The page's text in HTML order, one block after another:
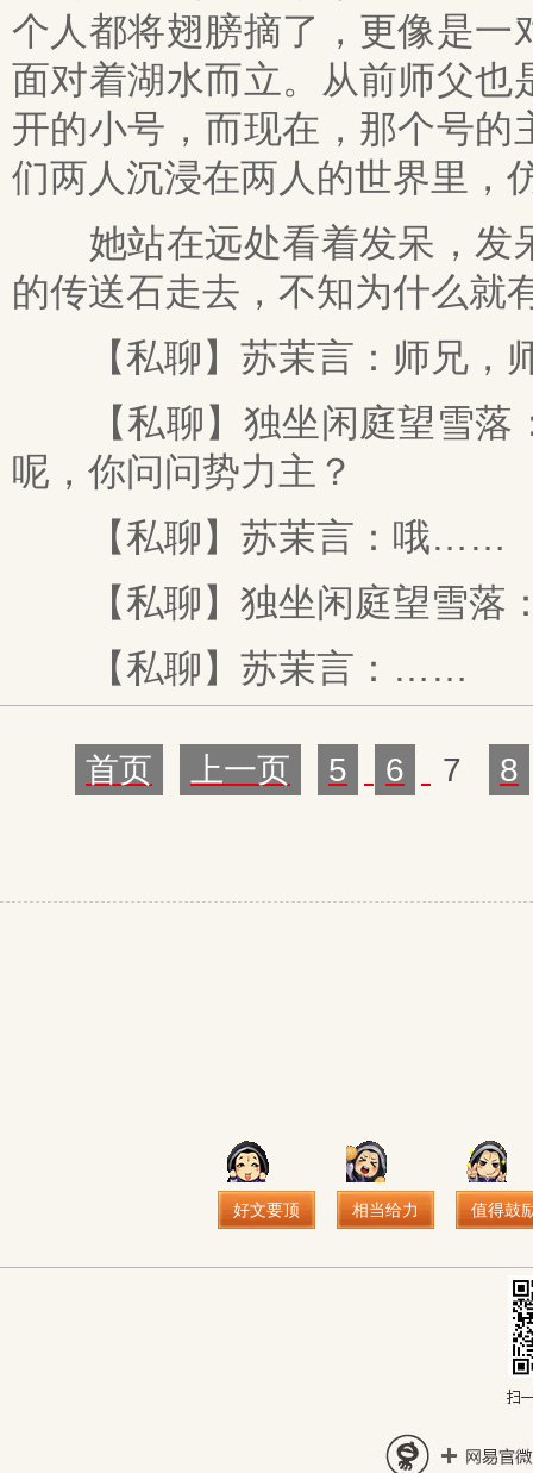
个人都将翅膀摘了，更像是
面对着湖水而立。从前师父
开的小号，而现在，那个号
们两人沉浸在两人的世界里，
她站在远处看着发呆，发
的传送石走去，不知为什么就
【私聊】苏茉言：师兄，
【私聊】独坐闲庭望雪落
呢，你问问势力主？
【私聊】苏茉言：哦……
【私聊】独坐闲庭望雪落
【私聊】苏茉言：……
首页 上一页 5 6 7 8
好文要顶 相当给力 值得鼓